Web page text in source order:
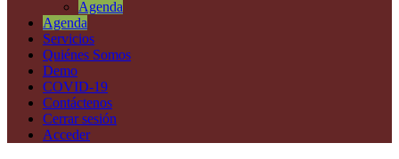
Agenda
Agenda
Servicios
Quiénes Somos
Demo
COVID-19
Contáctenos
Cerrar sesión
Acceder